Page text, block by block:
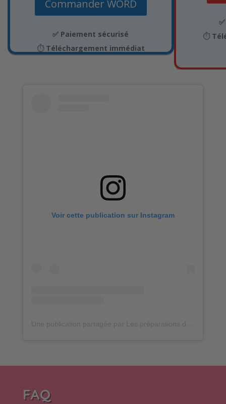
Commander WORD
✅ Paiement sécurisé
⏱️ Téléchargement immédiat
⏱️
Voir cette publication sur Instagram
FAQ